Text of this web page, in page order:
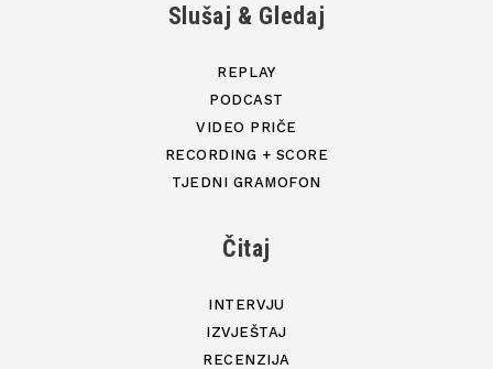
Slušaj & Gledaj
REPLAY
PODCAST
VIDEO PRIČE
RECORDING + SCORE
TJEDNI GRAMOFON
Čitaj
INTERVJU
IZVJEŠTAJ
RECENZIJA